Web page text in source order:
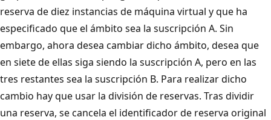
reserva de diez instancias de máquina virtual y que ha
especificado que el ámbito sea la suscripción A. Sin
embargo, ahora desea cambiar dicho ámbito, desea que
en siete de ellas siga siendo la suscripción A, pero en las
tres restantes sea la suscripción B. Para realizar dicho
cambio hay que usar la división de reservas. Tras dividir
una reserva, se cancela el identificador de reserva original